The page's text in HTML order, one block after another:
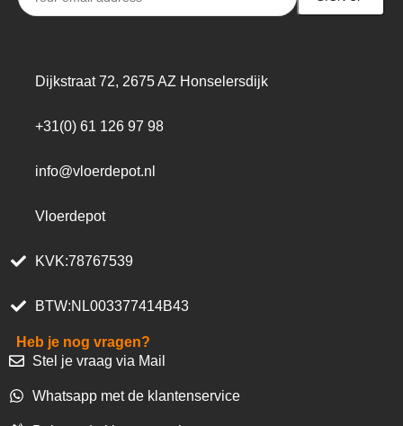
Dijkstraat 72, 2675 AZ Honselersdijk
+31(0) 61 126 97 98
info@vloerdepot.nl
Vloerdepot
KVK:78767539
BTW:NL003377414B43
Heb je nog vragen?
Stel je vraag via Mail
Whatsapp met de klantenservice